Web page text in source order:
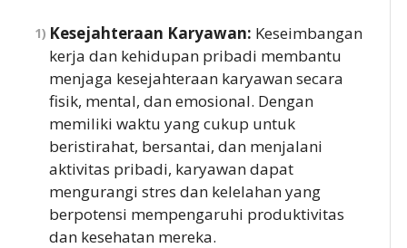
Kesejahteraan Karyawan: Keseimbangan
kerja dan kehidupan pribadi membantu
menjaga kesejahteraan karyawan secara
fisik, mental, dan emosional. Dengan
memiliki waktu yang cukup untuk
beristirahat, bersantai, dan menjalani
aktivitas pribadi, karyawan dapat
mengurangi stres dan kelelahan yang
berpotensi mempengaruhi produktivitas
dan kesehatan mereka.